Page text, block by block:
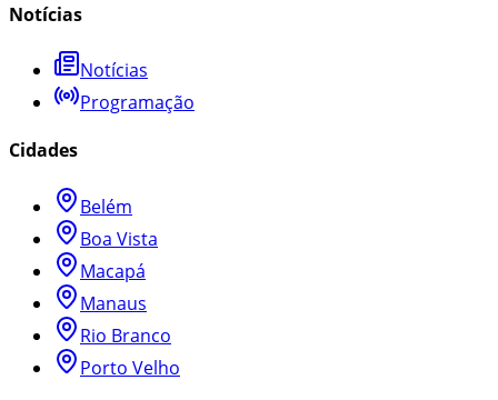
Notícias
Notícias
Programação
Cidades
Belém
Boa Vista
Macapá
Manaus
Rio Branco
Porto Velho